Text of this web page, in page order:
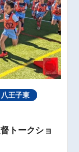
八王子東
トークショ